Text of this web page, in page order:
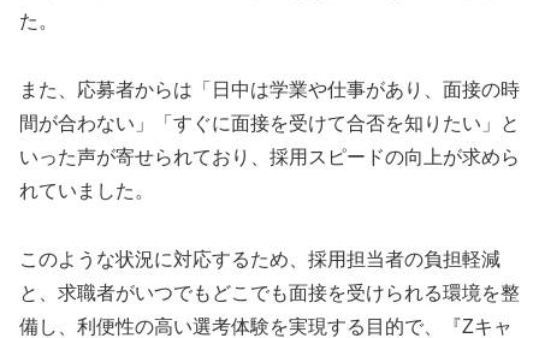
た。
また、応募者からは「日中は学業や仕事があり、面接の時
間が合わない」「すぐに面接を受けて合否を知りたい」と
いった声が寄せられており、採用スピードの向上が求めら
れていました。
このような状況に対応するため、採用担当者の負担軽減
と、求職者がいつでもどこでも面接を受けられる環境を整
備し、利便性の高い選考体験を実現する目的で、『Zキャ